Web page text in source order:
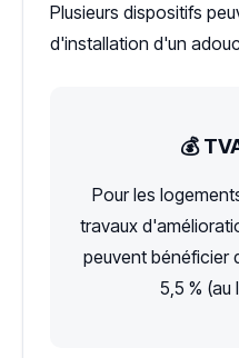
Plusieurs dispositifs
d'installation d'un
💰
Pour les
travaux
peuvent bénéficier
5,5 % (au